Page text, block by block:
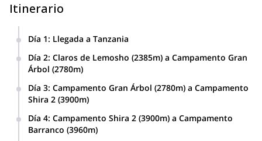
Itinerario
Día 1: Llegada a Tanzania
Día 2: Claros de Lemosho (2385m) a Campamento Gran
Árbol (2780m)
Día 3: Campamento Gran Árbol (2780m) a Campamento
Shira 2 (3900m)
Día 4: Campamento Shira 2 (3900m) a Campamento
Barranco (3960m)